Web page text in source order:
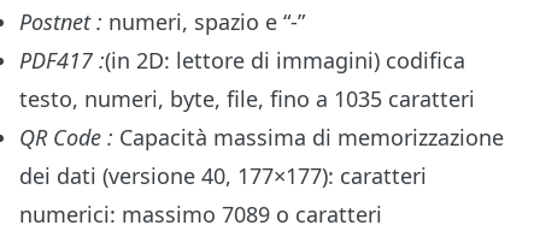
Postnet : numeri, spazio e “-”
PDF417 :(in 2D: lettore di immagini) codifica
testo, numeri, byte, file, fino a 1035 caratteri
QR Code : Capacità massima di memorizzazione
dei dati (versione 40, 177×177): caratteri
numerici: massimo 7089 o caratteri